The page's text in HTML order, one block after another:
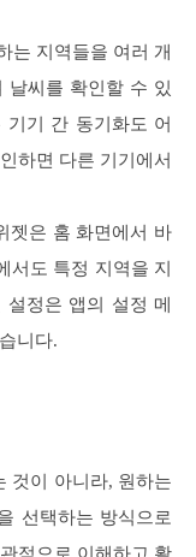
는 지역들을 여러 개
날씨를 확인할 수 있
기 간 동기화도 어
하면 다른 기기에서
젯은 홈 화면에서 바
서도 특정 지역을 지
정은 앱의 설정 메
니다.
것이 아니라, 원하는
선택하는 방식으로